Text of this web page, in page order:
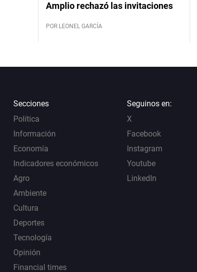
Amplio rechazó las invitaciones
POR LEONEL GARCÍA
Secciones
Política
Información
Economía
Indicadores económicos
Agro
Ambiente
Cultura
Deportes
Tecnología
Opinión
Financial times
Seguinos en:
X
Facebook
Instagram
Youtube
LinkedIn